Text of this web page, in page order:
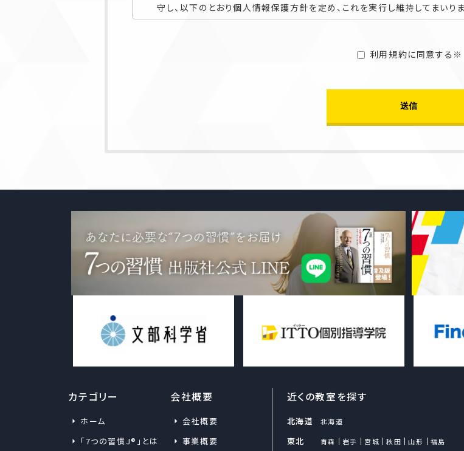
守し、以下のとおり個人情報保護方針を定め、これを実行し維持してまいりま
る情報、当グループ各社とのお取引に関わる情報、通信サービス上の行動履
従業員（退職者を含みます）等またはお客様・お取引関係者・採用応募者・
個人情報の取得について
し、適法かつ
当グループ各
の範囲内で
個人情報を
いを第三者
個人情報の
当グループ
供および適
得したデータ
利用規約に同意する※
カテゴリー
ホーム
「7つの習慣J®」とは
会社概要
会社概要
事業概要
近くの教室を探す
北海道 北海道
東北 青森 岩手 宮城 秋田 山形 福島